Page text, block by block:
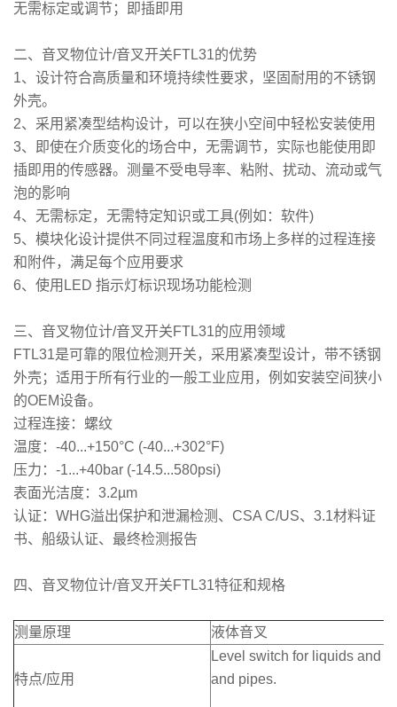
无需标定或调节；即插即用
二、音叉物位计/音叉开关FTL31的优势
1、设计符合高质量和环境持续性要求，坚固耐用的不锈钢
外壳。
2、采用紧凑型结构设计，可以在狭小空间中轻松安装使用
3、即使在介质变化的场合中，无需调节，实际也能使用即
插即用的传感器。测量不受电导率、粘附、扰动、流动或气
泡的影响
4、无需标定，无需特定知识或工具(例如：软件)
5、模块化设计提供不同过程温度和市场上多样的过程连接
和附件，满足每个应用要求
6、使用LED 指示灯标识现场功能检测
三、音叉物位计/音叉开关FTL31的应用领域
FTL31是可靠的限位检测开关，采用紧凑型设计，带不锈钢
外壳；适用于所有行业的一般工业应用，例如安装空间狭小
的OEM设备。
过程连接：螺纹
温度：-40...+150°C (-40...+302°F)
压力：-1...+40bar (-14.5...580psi)
表面光洁度：3.2µm
认证：WHG溢出保护和泄漏检测、CSA C/US、3.1材料证
书、船级认证、最终检测报告
四、音叉物位计/音叉开关FTL31特征和规格
测量原理 液体音叉
特点/应用
Level switch for liquids and
and pipes.